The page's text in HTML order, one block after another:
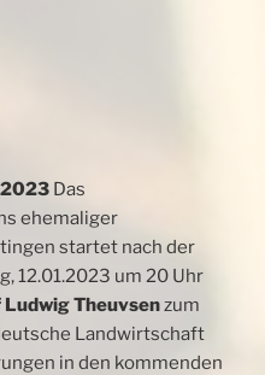
Das
ehemaliger
startet nach der
12.01.2023 um 20 Uhr
Theuvsenzum
Landwirtschaft
in den kommenden